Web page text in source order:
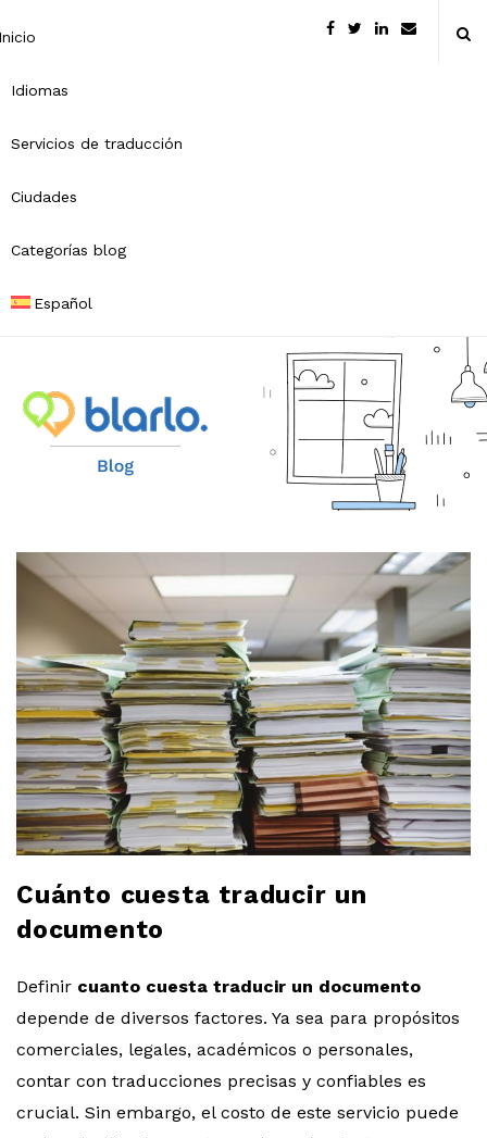
Idiomas
Servicios de traducción
Ciudades
Categorías blog
Español
B
r
l
o
b
l
o
g
Cuánto cuesta traducir un
documento
Definir cuanto cuesta traducir un documento
depende de diversos factores. Ya sea para propósitos
comerciales, legales, académicos o personales,
contar con traducciones precisas y confiables es
crucial. Sin embargo, el costo de este servicio puede